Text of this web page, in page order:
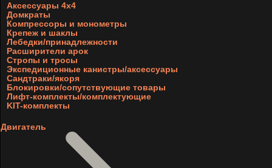
Аксессуары 4х4
Домкраты
Компрессоры и монометры
Крепеж и шаклы
Лебедки/принадлежности
Расширители арок
Стропы и тросы
Экспедиционные канистры/аксессуары
Сандтраки/якоря
Блокировки/сопутствующие товары
Лифт-комплекты/комплектующие
KIT-комплекты
Двигатель